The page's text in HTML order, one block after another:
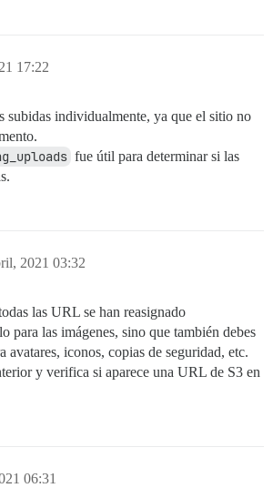
17:22
subidas individualmente, ya que el sitio no
fue útil para determinar si las
2021 03:32
las URL se han reasignado
para las imágenes, sino que también debes
avatares, iconos, copias de seguridad, etc.
y verifica si aparece una URL de S3 en
06:31